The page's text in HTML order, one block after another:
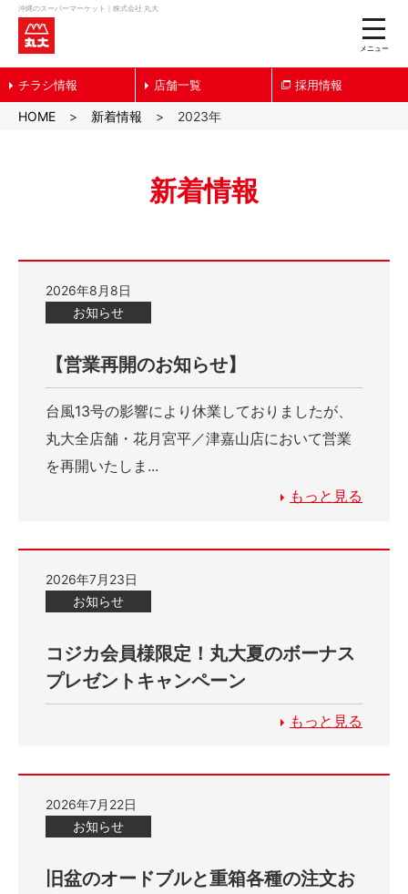
沖縄のスーパーマーケット｜株式会社 丸大
toggle
メニュー
チラシ情報 店舗一覧 採用情報
HOME 新着情報 2023年
新着情報
2026年8月8日
お知らせ
【営業再開のお知らせ】
台風13号の影響により休業しておりましたが、
丸大全店舗・花月宮平／津嘉山店において営業
を再開いたしま...
もっと見る
2026年7月23日
お知らせ
コジカ会員様限定！丸大夏のボーナス
プレゼントキャンペーン
もっと見る
2026年7月22日
お知らせ
旧盆のオードブルと重箱各種の注文お